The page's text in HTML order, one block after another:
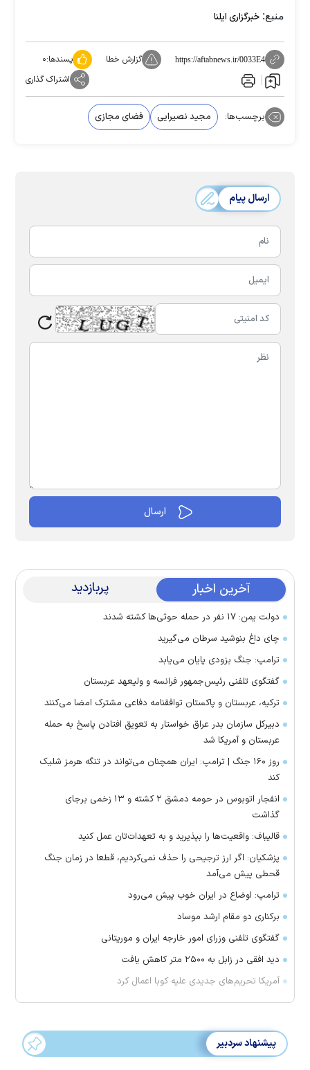
منبع: خبرگزاری ایلنا
https://aftabnews.ir/0033E4 گزارش خطا پسندها:۰
اشتراک گذاری
برچسب‌ها: مجید نصیرایی فضای مجازی
ارسال پیام
آخرین اخبار پربازدید
دولت یمن: ۱۷ نفر در حمله حوثی‌ها کشته شدند
چای داغ بنوشید سرطان می‌گیرید
ترامپ: جنگ بزودی پایان می‌یابد
گفتگوی تلفنی رئیس‌جمهور فرانسه و ولیعهد عربستان
ترکیه، عربستان و پاکستان توافقنامه دفاعی مشترک امضا می‌کنند
دبیرکل سازمان بدر عراق خواستار به تعویق افتادن پاسخ به حمله
عربستان و آمریکا شد
روز ۱۶۰ جنگ | ترامپ: ایران همچنان می‌تواند در تنگه هرمز شلیک
کند
انفجار اتوبوس در حومه دمشق ۲ کشته و ۱۳ زخمی برجای
گذاشت
قالیباف: واقعیت‌ها را بپذیرید و به تعهدات‌تان عمل کنید
پزشکیان: اگر ارز ترجیحی را حذف نمی‌کردیم، قطعا در زمان جنگ
قحطی پیش می‌آمد
ترامپ: اوضاع در ایران خوب پیش می‌رود
برکناری دو مقام ارشد موساد
گفتگوی تلفنی وزرای امور خارجه ایران و موریتانی
دید افقی در زابل به ۲۵۰۰ متر کاهش یافت
آمریکا تحریم‌های جدیدی علیه کوبا اعمال کرد
پیشنهاد سردبیر